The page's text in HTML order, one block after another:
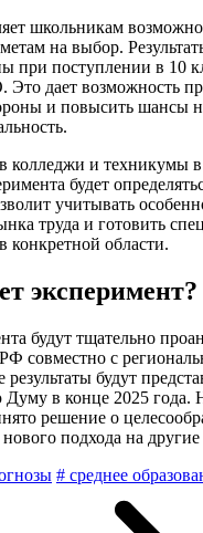
школьникам
на выбор.
при поступлении в 10
дает возможность
и повысить шансы
колледжи и техникумы
будет
учитывать
труда и готовить
конкретной области.
эксперимент?
будут тщательно
совместно с
будут
Думу в конце 2025 года.
решение о
подхода на
# среднее